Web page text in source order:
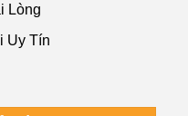
Lòng
Uy Tín
Mới số lượng